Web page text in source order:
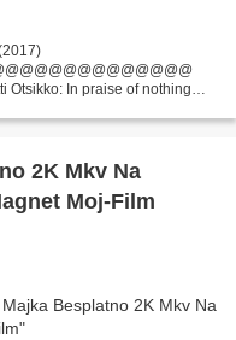
Otsikko: In praise of nothing
2K Mkv Na
Moj-Film